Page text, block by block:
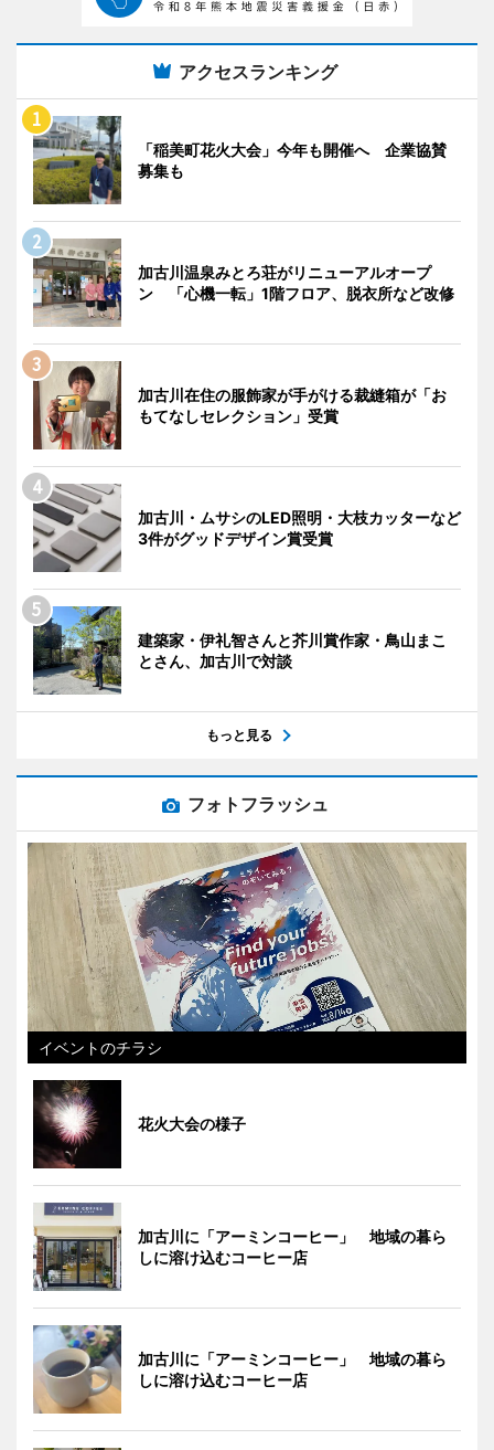
アクセスランキング
「稲美町花火大会」今年も開催へ 企業協賛
募集も
加古川温泉みとろ荘がリニューアルオープ
ン 「心機一転」1階フロア、脱衣所など改修
加古川在住の服飾家が手がける裁縫箱が「お
もてなしセレクション」受賞
加古川・ムサシのLED照明・大枝カッターなど
3件がグッドデザイン賞受賞
建築家・伊礼智さんと芥川賞作家・鳥山まこ
とさん、加古川で対談
もっと見る
フォトフラッシュ
イベントのチラシ
花火大会の様子
加古川に「アーミンコーヒー」 地域の暮ら
しに溶け込むコーヒー店
加古川に「アーミンコーヒー」 地域の暮ら
しに溶け込むコーヒー店